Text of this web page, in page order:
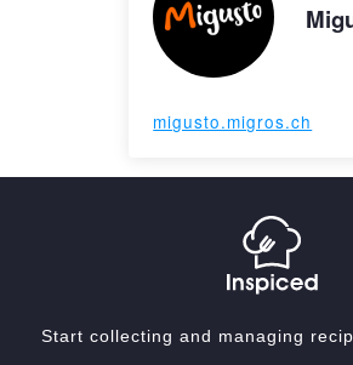
migusto.migros.ch
Start collecting and managing